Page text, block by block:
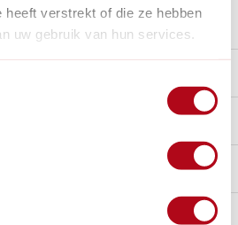
heeft verstrekt of die ze hebben
uw gebruik van hun services.
product